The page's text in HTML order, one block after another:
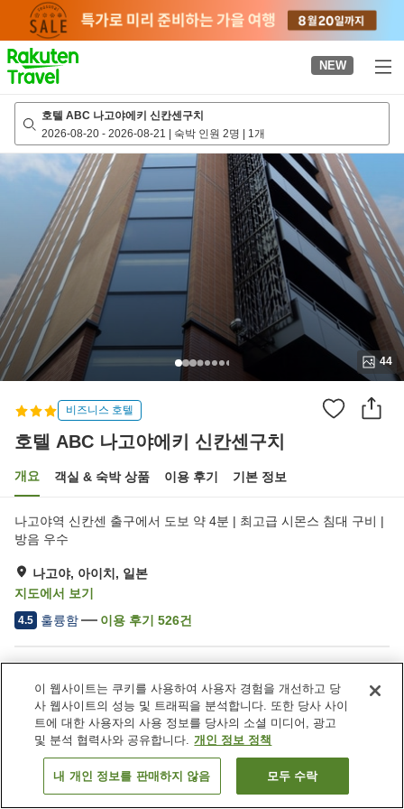
page
NEW
호텔 ABC 나고야에키 신칸센구치
2026-08-20 - 2026-08-21 | 숙박 인원 2명 | 1개
44
비즈니스 호텔
호텔 ABC 나고야에키 신칸센구치
개요 객실 & 숙박 상품 이용 후기 기본 정보
나고야역 신칸센 출구에서 도보 약 4분 | 최고급 시몬스 침대 구비 |
방음 우수
나고야, 아이치, 일본
지도에서 보기
4.5 훌륭함 이용 후기 526건
주차장
자동판매기
모닝콜 서비스
객실 보기
이 웹사이트는 쿠키를 사용하여 사용자 경험을 개선하고 당
사 웹사이트의 성능 및 트래픽을 분석합니다. 또한 당사 사이
트에 대한 사용자의 사용 정보를 당사의 소셜 미디어, 광고
및 분석 협력사와 공유합니다. 개인 정보 정책
내 개인 정보를 판매하지 않음 모두 수락